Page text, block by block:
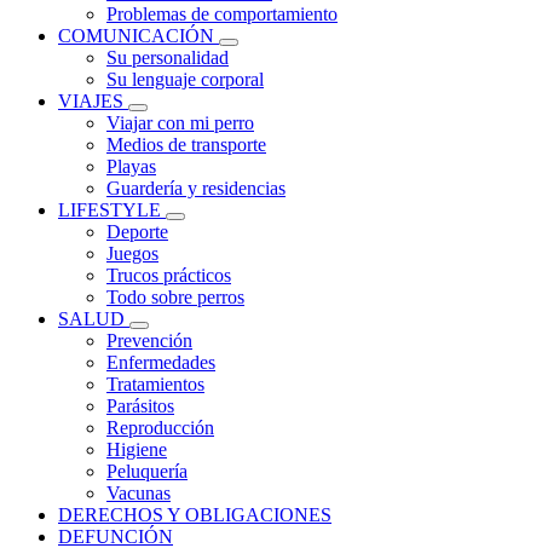
Problemas de comportamiento
COMUNICACIÓN
Su personalidad
Su lenguaje corporal
VIAJES
Viajar con mi perro
Medios de transporte
Playas
Guardería y residencias
LIFESTYLE
Deporte
Juegos
Trucos prácticos
Todo sobre perros
SALUD
Prevención
Enfermedades
Tratamientos
Parásitos
Reproducción
Higiene
Peluquería
Vacunas
DERECHOS Y OBLIGACIONES
DEFUNCIÓN